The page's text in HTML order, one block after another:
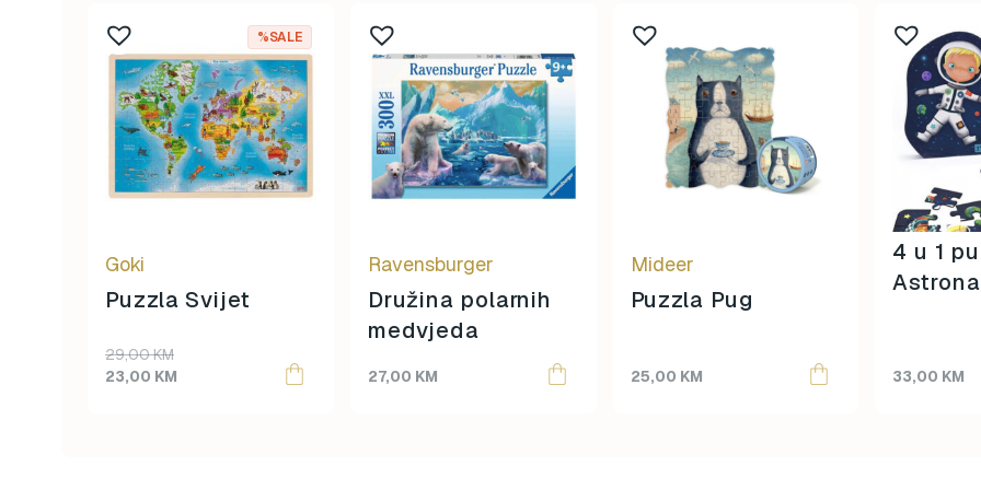
%SALE
Goki
Puzzla Svijet
29,00KM
Original
price
23,00 KM
Current
price
Ravensburger
Družina polarnih
medvjeda
27,00 KM
Mideer
Puzzla Pug
25,00 KM
4 u 1
33,00 KM